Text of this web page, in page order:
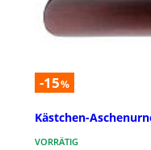
-15%
Kästchen-
VORRÄTIG